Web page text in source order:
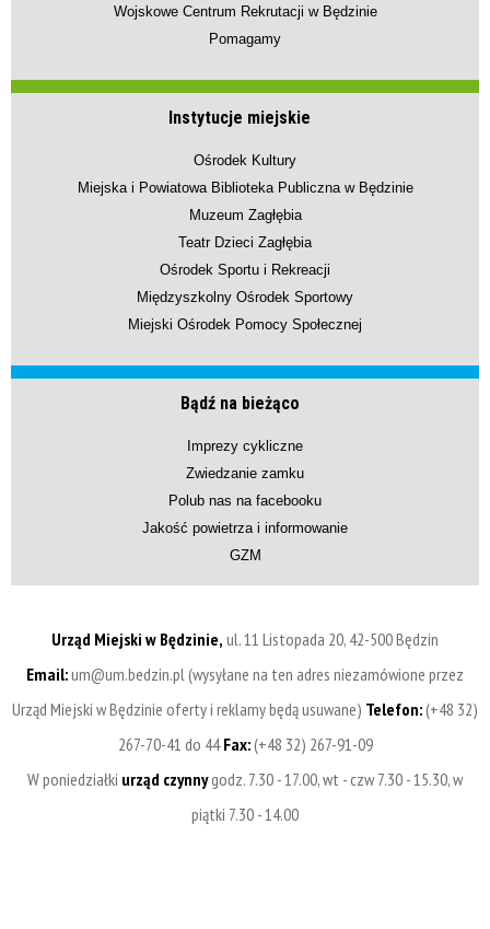
Wojskowe Centrum Rekrutacji w Będzinie
Pomagamy
Instytucje miejskie
Ośrodek Kultury
Miejska i Powiatowa Biblioteka Publiczna w Będzinie
Muzeum Zagłębia
Teatr Dzieci Zagłębia
Ośrodek Sportu i Rekreacji
Międzyszkolny Ośrodek Sportowy
Miejski Ośrodek Pomocy Społecznej
Bądź na bieżąco
Imprezy cykliczne
Zwiedzanie zamku
Polub nas na facebooku
Jakość powietrza i informowanie
GZM
Urząd Miejski w Będzinie, ul. 11 Listopada 20, 42-500 Będzin
Email:um@um.bedzin.pl (wysyłane na ten adres niezamówione przez
Urząd Miejski w Będzinie oferty i reklamy będą usuwane) Telefon:(+48 32)
267-70-41 do 44Fax:(+48 32) 267-91-09
W poniedziałki urząd czynnygodz. 7.30 - 17.00, wt - czw 7.30 - 15.30, w
piątki 7.30 - 14.00